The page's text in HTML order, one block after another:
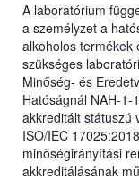
A laboratórium
a személyzet a
alkoholos termékek
szükséges
Minőség- és
Hatóságnál NAH-
akkreditált státuszú
ISO/IEC
minőségirányítási
akkreditálásának